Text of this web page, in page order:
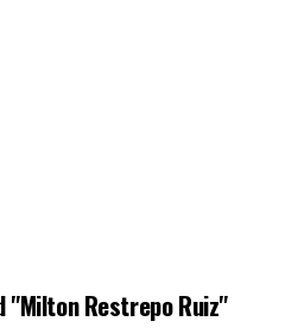
Restrepo Ruiz"